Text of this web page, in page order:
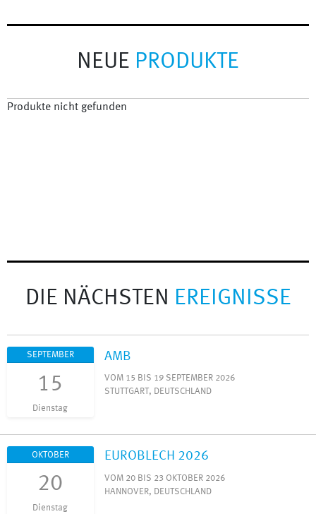
NEUE PRODUKTE
Produkte nicht gefunden
DIE NÄCHSTEN EREIGNISSE
SEPTEMBER
15
Dienstag
AMB
VOM 15 BIS 19 SEPTEMBER 2026
STUTTGART, DEUTSCHLAND
OKTOBER
20
Dienstag
EUROBLECH 2026
VOM 20 BIS 23 OKTOBER 2026
HANNOVER, DEUTSCHLAND